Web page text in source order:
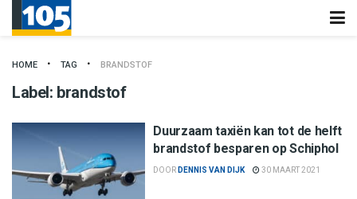
HOME TAG BRANDSTOF
Label: brandstof
Duurzaam taxiën kan tot de helft
brandstof besparen op Schiphol
DOOR DENNIS VAN DIJK 30 MAART 2021